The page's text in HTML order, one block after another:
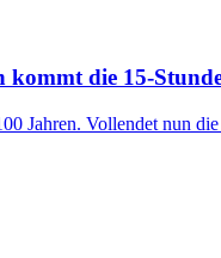
die 15-
Jahren. Vollendet nun